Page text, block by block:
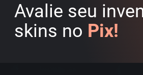
Avalie seu
skins no Pix!